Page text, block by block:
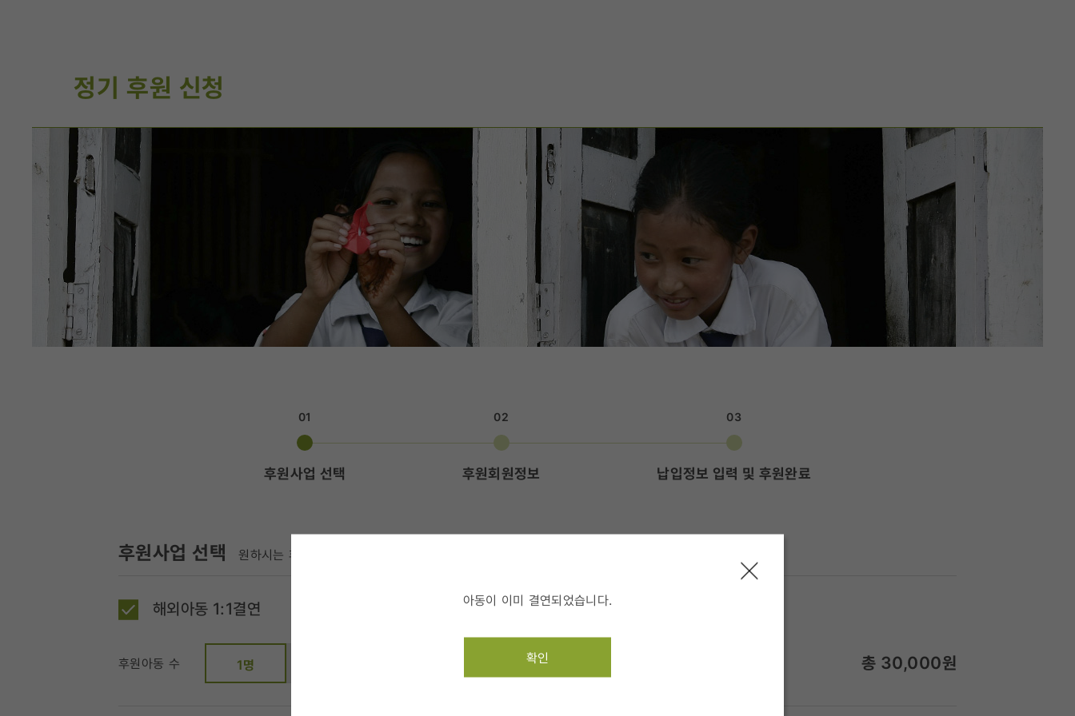
정기 후원 신청
01
후원사업 선택
02
후원회원정보
03
납입정보 입력 및 후원완료
후원사업 선택 원하시는 후원사업과 금액을 입력해 주세요.
해외아동 1:1결연
후원아동 수 1명 총 30,000원
아동이 이미 결연되었습니다.
확인